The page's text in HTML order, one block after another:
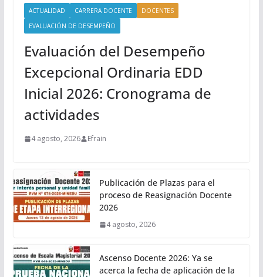
ACTUALIDAD CARRERA DOCENTE
DOCENTES
EVALUACIÓN DE DESEMPEÑO
Evaluación del Desempeño
Excepcional Ordinaria EDD
Inicial 2026: Cronograma de
actividades
4 agosto, 2026 Efrain
Publicación de Plazas para el
proceso de Reasignación Docente
2026
4 agosto, 2026
Ascenso Docente 2026: Ya se
acerca la fecha de aplicación de la